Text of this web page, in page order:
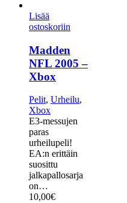
Lisää
ostoskoriin
Madden
NFL 2005 –
Xbox
Pelit, Urheilu,
Xbox
E3-messujen
paras
urheilupeli!
EA:n erittäin
suosittu
jalkapallosarja
on…
10,00€